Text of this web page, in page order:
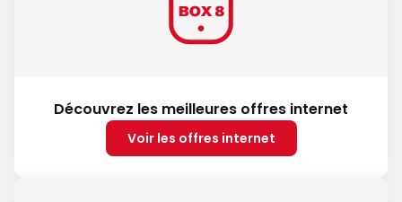
Découvrez les meilleures offres internet
Voir les offres internet